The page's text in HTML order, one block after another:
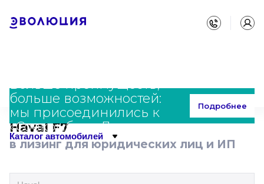
Больше преимуществ,
больше возможностей:
мы присоединились к
«Совкомбанк Лизинг»
Подробнее
Каталог автомобилей
Главная Каталог Haval F7
Haval F7
в лизинг для юридических лиц и ИП